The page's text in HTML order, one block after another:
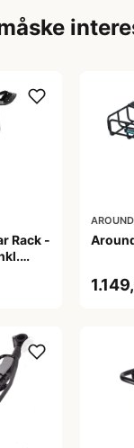
Rack -
AROUND